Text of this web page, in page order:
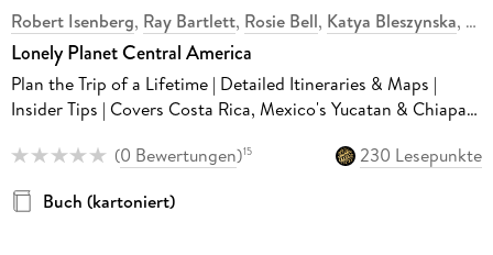
Robert Isenberg, Ray Bartlett, Rosie Bell, Katya Bleszynska,
Lonely Planet Central America
Plan the Trip of a Lifetime | Detailed Itineraries & Maps |
Insider Tips | Covers Costa Rica, Mexico's Yucatan & Chiapas,
(0 Bewertungen)15
230 Lesepunkte
Buch (kartoniert)